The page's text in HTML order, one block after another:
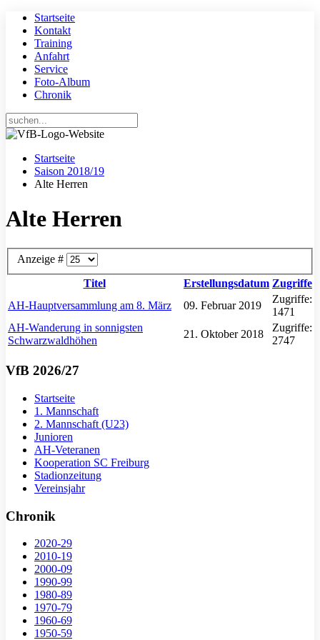
Startseite
Kontakt
Training
Anfahrt
Service
Foto-Album
Chronik
Startseite
Saison 2018/19
Alte Herren
Alte Herren
Anzeige #
Titel
Erstellungsdatum Zugriffe
AH-Hauptversammlung am 8. März
09. Februar 2019
Zugriffe:
1471
AH-Wanderung in sonnigsten
Schwarzwaldhöhen
21. Oktober 2018
Zugriffe:
2747
VfB 2026/27
Startseite
1. Mannschaft
2. Mannschaft (U23)
Junioren
AH-Veteranen
Kooperation SC Freiburg
Stadionzeitung
Vereinsjahr
Chronik
2020-29
2010-19
2000-09
1990-99
1980-89
1970-79
1960-69
1950-59